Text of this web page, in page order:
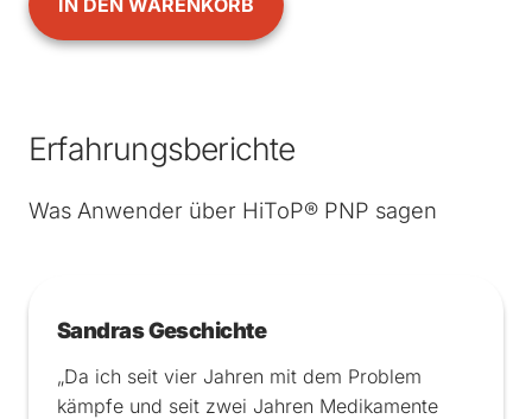
Erfahrungsberichte
Was Anwender über HiToP® PNP sagen
Sandras Geschichte
„Da ich seit vier Jahren mit dem Problem
kämpfe und seit zwei Jahren Medikamente